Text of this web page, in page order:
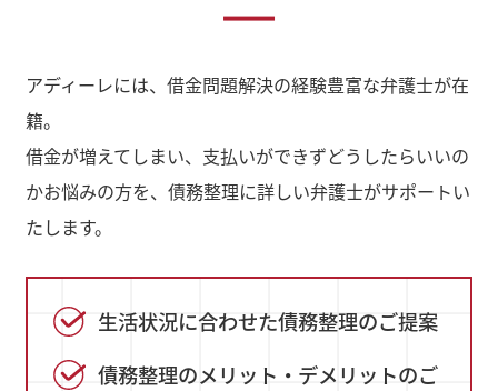
アディーレには、借金問題解決の経験豊富な弁護士が在
籍。
借金が増えてしまい、支払いができずどうしたらいいの
かお悩みの方を、債務整理に詳しい弁護士がサポートい
たします。
生活状況に合わせた債務整理のご提案
債務整理のメリット・デメリットのご